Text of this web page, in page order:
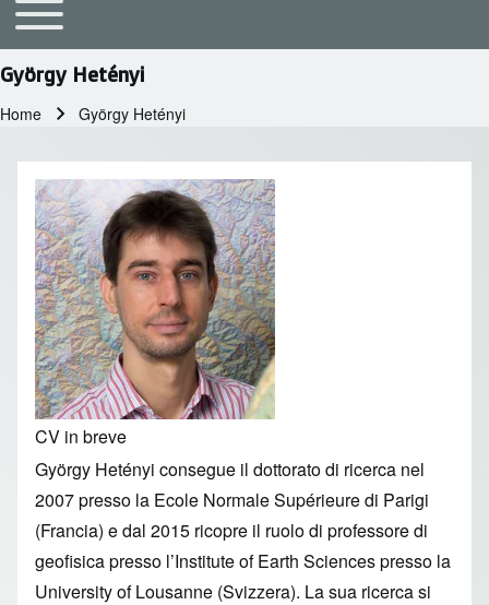
Main navigation
György Hetényi
Home György Hetényi
CV in breve
György Hetényi consegue il dottorato di ricerca nel
2007 presso la Ecole Normale Supérieure di Parigi
(Francia) e dal 2015 ricopre il ruolo di professore di
geofisica presso l’Institute of Earth Sciences presso la
University of Lousanne (Svizzera). La sua ricerca si